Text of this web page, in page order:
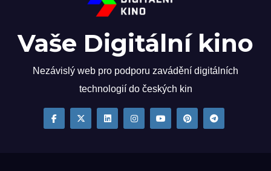
Vaše Digitální kino
Nezávislý web pro podporu zavádění digitálních
technologií do českých kin